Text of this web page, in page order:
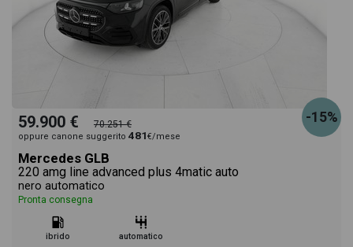
-15%
59.900 € 70.251 €
oppure canone suggerito 481€/mese
Mercedes GLB
220 amg line advanced plus 4matic auto
nero automatico
Pronta consegna
ibrido automatico